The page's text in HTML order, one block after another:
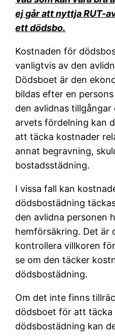
ej går att nyttja RUT-
ett dödsbo.
Kostnaden för
vanligtvis av den
Dödsboet är den
bildas efter en
den avlidnas tillgångar
arvets fördelning kan
att täcka kostnader
annat begravning,
bostadsstädning.
I vissa fall kan
dödsbostädning
den avlidna personen
hemförsäkring. Det är
kontrollera villkoren
se om den täcker
dödsbostädning.
Om det inte finns
dödsboet för att
dödsbostädning kan